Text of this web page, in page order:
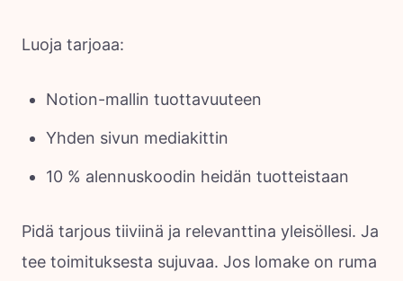
Luoja tarjoaa:
Notion-mallin tuottavuuteen
Yhden sivun mediakittin
10 % alennuskoodin heidän tuotteistaan
Pidä tarjous tiiviinä ja relevanttina yleisöllesi. Ja
tee toimituksesta sujuvaa. Jos lomake on ruma